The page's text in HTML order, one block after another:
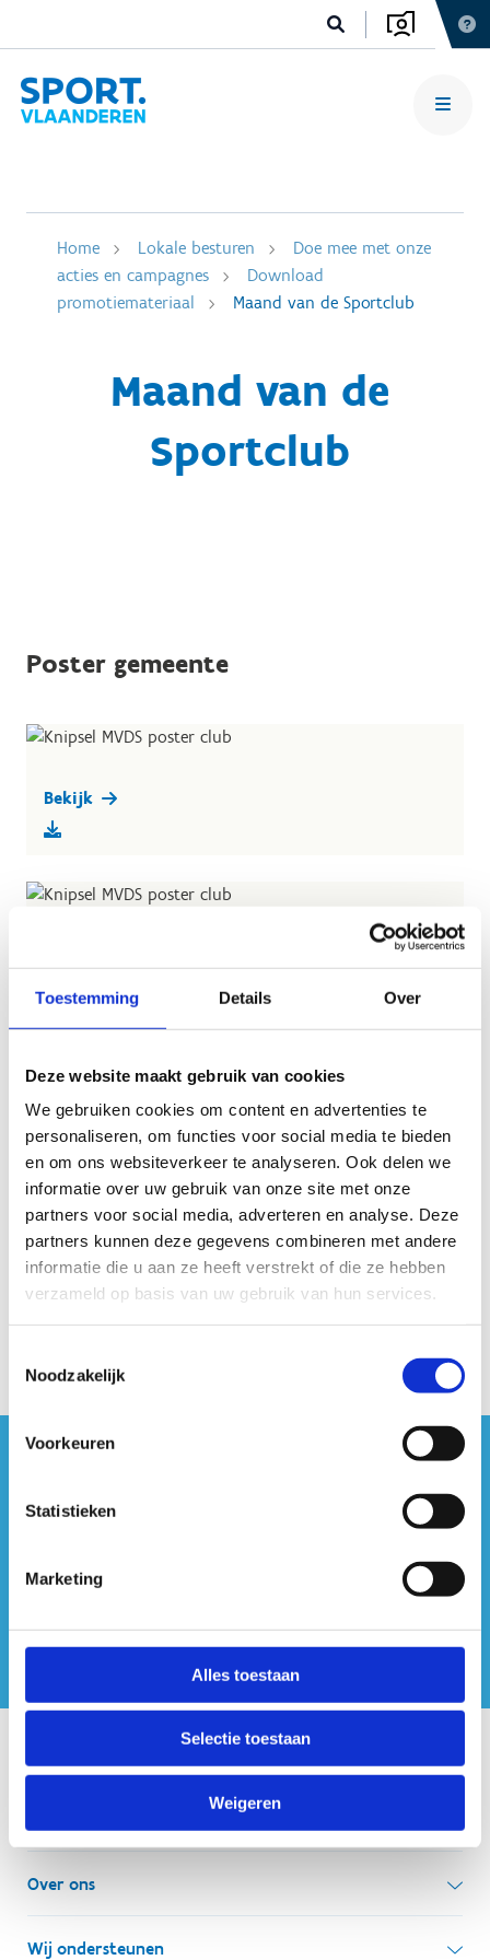
Toestemming Details Over
Deze website maakt gebruik van cookies
We gebruiken cookies om content en advertenties te
personaliseren, om functies voor social media te bieden
en om ons websiteverkeer te analyseren. Ook delen we
informatie over uw gebruik van onze site met onze
partners voor social media, adverteren en analyse. Deze
partners kunnen deze gegevens combineren met andere
informatie die u aan ze heeft verstrekt of die ze hebben
verzameld op basis van uw gebruik van hun services.
Noodzakelijk
Voorkeuren
Statistieken
Marketing
Alles toestaan
Selectie toestaan
Weigeren
Home Lokale besturen
Doe mee met onze
acties en campagnes
Download
promotiemateriaal
Maand van de Sportclub
Maand van de
Sportclub
Poster gemeente
Bekijk
Bekijk
Bekijk
Sport Vlaanderen Hoofdzetel
Simon Bolivarlaan 17
1000 Brussel
Over ons
Wie zijn we, wat doen we
Wij ondersteunen